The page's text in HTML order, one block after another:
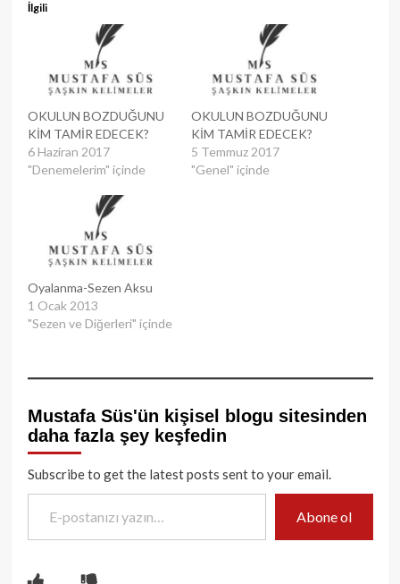
İlgili
OKULUN BOZDUĞUNU
KİM TAMİR EDECEK?
6 Haziran 2017
"Denemelerim" içinde
OKULUN BOZDUĞUNU
KİM TAMİR EDECEK?
5 Temmuz 2017
"Genel" içinde
Oyalanma-Sezen Aksu
1 Ocak 2013
"Sezen ve Diğerleri" içinde
Mustafa Süs'ün kişisel blogu sitesinden
daha fazla şey keşfedin
Subscribe to get the latest posts sent to your email.
E-postanızı yazın…
Abone ol